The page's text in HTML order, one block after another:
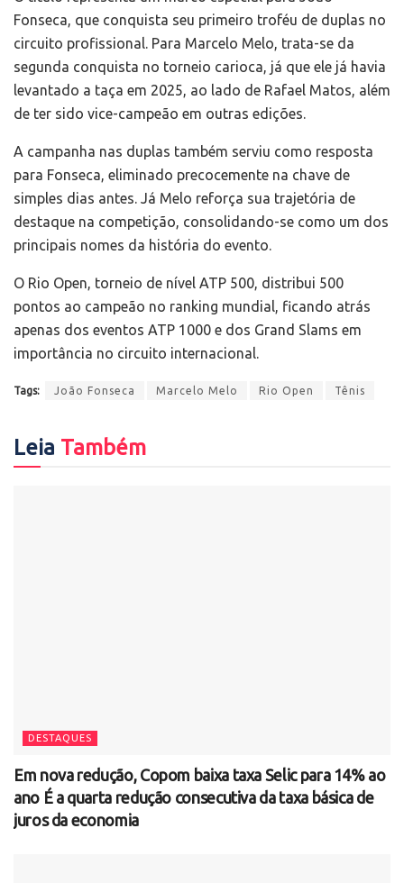
Fonseca, que conquista seu primeiro troféu de duplas no
circuito profissional. Para Marcelo Melo, trata-se da
segunda conquista no torneio carioca, já que ele já havia
levantado a taça em 2025, ao lado de Rafael Matos, além
de ter sido vice-campeão em outras edições.
A campanha nas duplas também serviu como resposta
para Fonseca, eliminado precocemente na chave de
simples dias antes. Já Melo reforça sua trajetória de
destaque na competição, consolidando-se como um dos
principais nomes da história do evento.
O Rio Open, torneio de nível ATP 500, distribui 500
pontos ao campeão no ranking mundial, ficando atrás
apenas dos eventos ATP 1000 e dos Grand Slams em
importância no circuito internacional.
Tags: João Fonseca Marcelo Melo Rio Open Tênis
Leia Também
DESTAQUES
Em nova redução, Copom baixa taxa Selic para 14% ao
ano É a quarta redução consecutiva da taxa básica de
juros da economia